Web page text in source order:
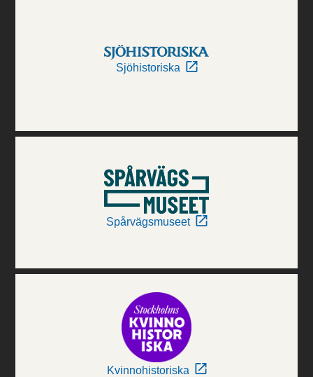
Sjöhistoriska
Spårvägsmuseet
Kvinnohistoriska